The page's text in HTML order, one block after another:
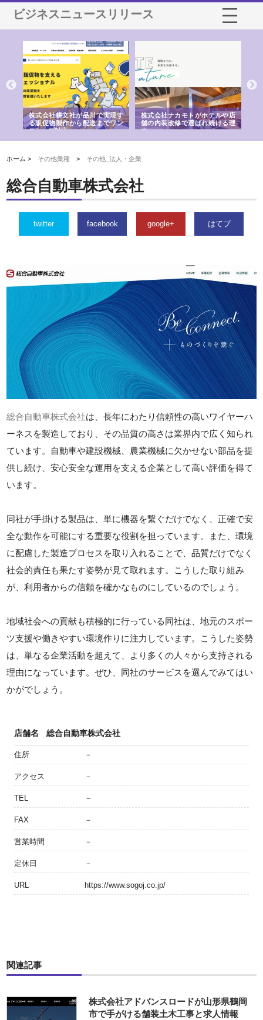
ビジネスニュースリリース
株式会社耕文社が品川で実現す
る販促物製作から配送までワン
ストップ対応
株式会社ナカモトがホテルや店
舗の内装改修で選ばれ続ける理
由
ホーム > その他業種 > その他_法人・企業
総合自動車株式会社
twitter facebook google+ はてブ
総合自動車株式会社は、長年にわたり信頼性の高いワイヤーハ
ーネスを製造しており、その品質の高さは業界内で広く知られ
ています。自動車や建設機械、農業機械に欠かせない部品を提
供し続け、安心安全な運用を支える企業として高い評価を得て
います。
同社が手掛ける製品は、単に機器を繋ぐだけでなく、正確で安
全な動作を可能にする重要な役割を担っています。また、環境
に配慮した製造プロセスを取り入れることで、品質だけでなく
社会的責任も果たす姿勢が見て取れます。こうした取り組み
が、利用者からの信頼を確かなものにしているのでしょう。
地域社会への貢献も積極的に行っている同社は、地元のスポー
ツ支援や働きやすい環境作りに注力しています。こうした姿勢
は、単なる企業活動を超えて、より多くの人々から支持される
理由になっています。ぜひ、同社のサービスを選んでみてはい
かがでしょう。
店舗名 総合自動車株式会社
住所 －
アクセス －
TEL －
FAX －
営業時間 －
定休日 －
URL https://www.sogoj.co.jp/
関連記事
株式会社アドバンスロードが山形県鶴岡
市で手がける舗装土木工事と求人情報